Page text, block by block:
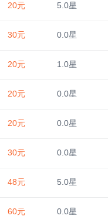
20元 5.0星
30元 0.0星
20元 1.0星
20元 0.0星
20元 0.0星
30元 0.0星
48元 5.0星
60元 0.0星